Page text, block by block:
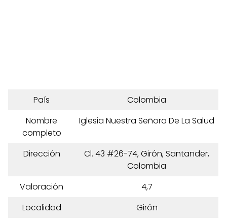
País
Colombia
Nombre
completo
Iglesia Nuestra Señora De La Salud
Dirección
Cl. 43 #26-74, Girón, Santander,
Colombia
Valoración
4,7
Localidad
Girón